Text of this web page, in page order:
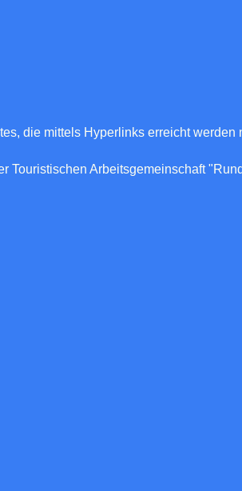
die mittels Hyperlinks erreicht werden
Touristischen Arbeitsgemeinschaft